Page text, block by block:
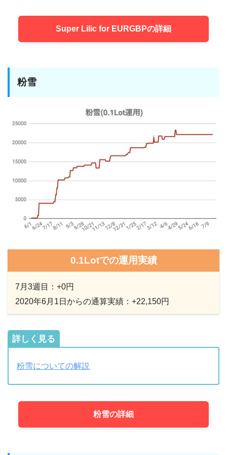
Super Lilic for EURGBPの詳細
粉雪
0.1Lotでの運用実績
7月3週目：+0円
2020年6月1日からの通算実績：+22,150円
詳しく見る
粉雪についての解説
粉雪の詳細